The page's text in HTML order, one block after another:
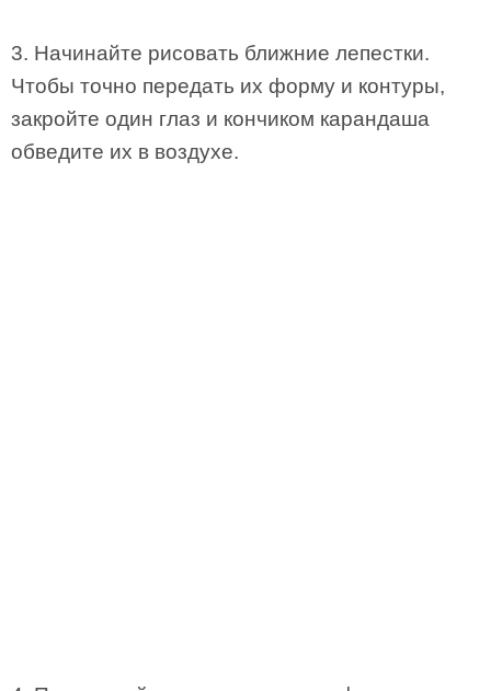
3. Начинайте рисовать ближние лепестки.
Чтобы точно передать их форму и контуры,
закройте один глаз и кончиком карандаша
обведите их в воздухе.